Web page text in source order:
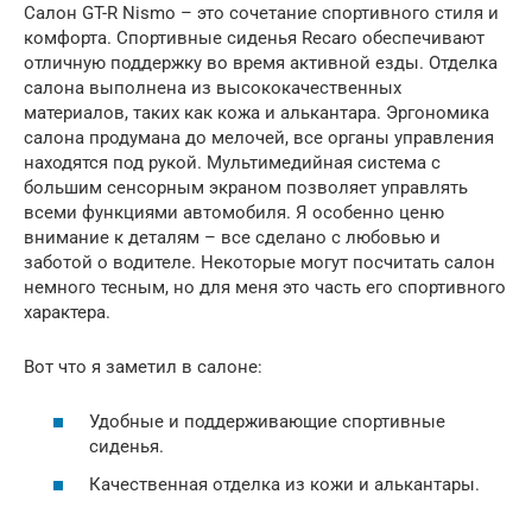
Салон GT-R Nismo – это сочетание спортивного стиля и
комфорта. Спортивные сиденья Recaro обеспечивают
отличную поддержку во время активной езды. Отделка
салона выполнена из высококачественных
материалов, таких как кожа и алькантара. Эргономика
салона продумана до мелочей, все органы управления
находятся под рукой. Мультимедийная система с
большим сенсорным экраном позволяет управлять
всеми функциями автомобиля. Я особенно ценю
внимание к деталям – все сделано с любовью и
заботой о водителе. Некоторые могут посчитать салон
немного тесным, но для меня это часть его спортивного
характера.
Вот что я заметил в салоне:
Удобные и поддерживающие спортивные
сиденья.
Качественная отделка из кожи и алькантары.